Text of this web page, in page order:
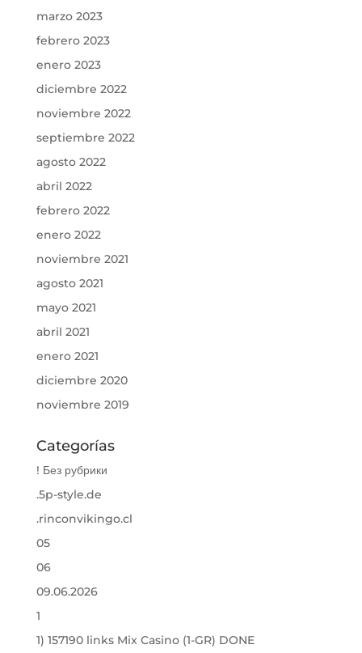
marzo 2023
febrero 2023
enero 2023
diciembre 2022
noviembre 2022
septiembre 2022
agosto 2022
abril 2022
febrero 2022
enero 2022
noviembre 2021
agosto 2021
mayo 2021
abril 2021
enero 2021
diciembre 2020
noviembre 2019
Categorías
! Без рубрики
.5p-style.de
.rinconvikingo.cl
05
06
09.06.2026
1
1) 157190 links Mix Casino (1-GR) DONE